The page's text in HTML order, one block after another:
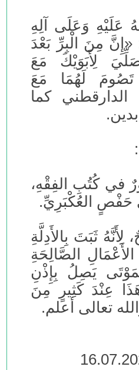
عَلَيْهِ وَعَلَى آلِهِ
مِنَ الْبِرِّ بَعْدَ
لِأَبَوَيْكَ مَعَ
تَصُومَ لَهُمَا مَعَ
كما
في كُتُبِ الفِقْهِ،
حَفْصٍ العُكْبَرِيِّ.
ثَبَتَ بِالأَدِلَّةِ
الصَّالِحَةِ
يَصِلُ بِإِذْنِ
عِنْدَ كَثِيرٍ مِنَ
تعالى أعلم.